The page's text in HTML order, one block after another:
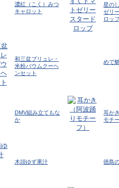
濃紅（こく）みつ
キャロット
星の
ゼリ
ロップ
和三盆ブリュレ・
米粉バウムクーヘ
ンセット
めで
DMV組み立てもな
か
耳か
モチ
木頭ゆず果汁 徳島